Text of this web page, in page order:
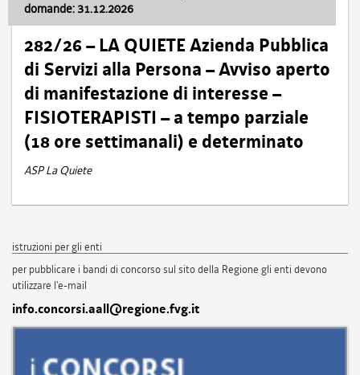
domande: 31.12.2026
282/26 – LA QUIETE Azienda Pubblica
di Servizi alla Persona – Avviso aperto
di manifestazione di interesse –
FISIOTERAPISTI – a tempo parziale
(18 ore settimanali) e determinato
ASP La Quiete
istruzioni per gli enti
per pubblicare i bandi di concorso sul sito della Regione gli enti devono
utilizzare l'e-mail
info.concorsi.aall@regione.fvg.it